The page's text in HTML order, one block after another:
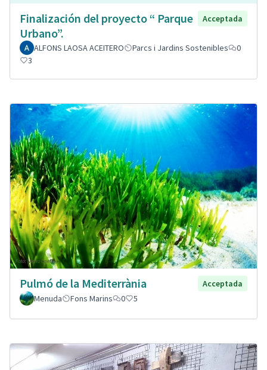
Finalización del proyecto “ Parque
Urbano”.
Acceptada
ALFONS LAOSA ACEITERO Parcs i Jardins Sostenibles
0
3
Pulmó de la Mediterrània
Acceptada
Menuda
Fons Marins 0 5